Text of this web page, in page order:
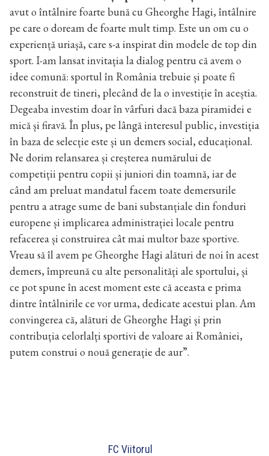
avut o întâlnire foarte bună cu Gheorghe Hagi, întâlnire
pe care o doream de foarte mult timp. Este un om cu o
experiență uriașă, care s-a inspirat din modele de top din
sport. I-am lansat invitația la dialog pentru că avem o
idee comună: sportul în România trebuie și poate fi
reconstruit de tineri, plecând de la o investiție în aceștia.
Degeaba investim doar în vârfuri dacă baza piramidei e
mică și firavă. În plus, pe lângă interesul public, investiția
în baza de selecție este și un demers social, educațional.
Ne dorim relansarea și creșterea numărului de
competiții pentru copii și juniori din toamnă, iar de
când am preluat mandatul facem toate demersurile
pentru a atrage sume de bani substanțiale din fonduri
europene și implicarea administrației locale pentru
refacerea și construirea cât mai multor baze sportive.
Vreau să îl avem pe Gheorghe Hagi alături de noi în acest
demers, împreună cu alte personalități ale sportului, și
ce pot spune în acest moment este că aceasta e prima
dintre întâlnirile ce vor urma, dedicate acestui plan. Am
convingerea că, alături de Gheorghe Hagi și prin
contribuția celorlalți sportivi de valoare ai României,
putem construi o nouă generație de aur”.
FC Viitorul